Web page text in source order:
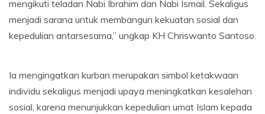
mengikuti teladan Nabi Ibrahim dan Nabi Ismail. Sekaligus
menjadi sarana untuk membangun kekuatan sosial dan
kepedulian antarsesama,” ungkap KH Chriswanto Santoso.
Ia mengingatkan kurban merupakan simbol ketakwaan
individu sekaligus menjadi upaya meningkatkan kesalehan
sosial, karena menunjukkan kepedulian umat Islam kepada